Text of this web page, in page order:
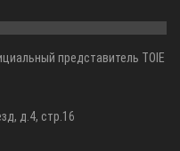
представитель TOIE
д.4, стр.16